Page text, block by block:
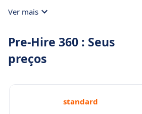
Ver mais
Pre-Hire 360 : Seus
preços
standard